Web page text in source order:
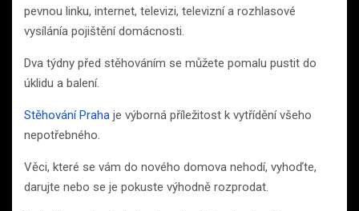
pevnou linku, internet, televizi, televizní a rozhlasové
vysílánía pojištění domácnosti.
Dva týdny před stěhováním se můžete pomalu pustit do
úklidu a balení.
Stěhování Praha je výborná příležitost k vytřídění všeho
nepotřebného.
Věci, které se vám do nového domova nehodí, vyhoďte,
darujte nebo se je pokuste výhodně rozprodat.